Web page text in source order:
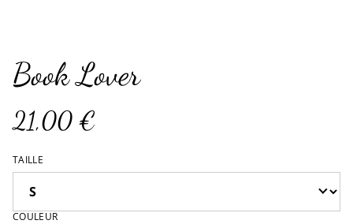
Book Lover
21,00 €
TAILLE
COULEUR